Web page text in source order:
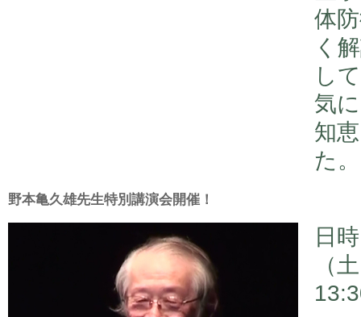
体
く
し
気
知
た。
野本亀久雄先生特別講演会開催！
日
（